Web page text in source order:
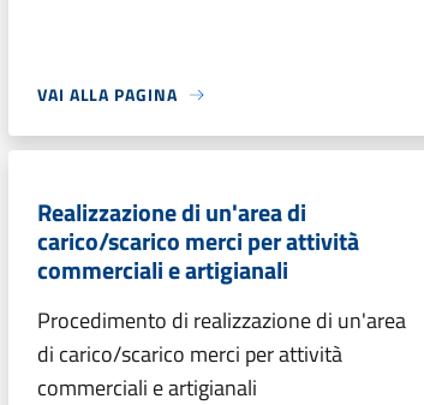
VAI ALLA PAGINA
Realizzazione di un'area di
carico/scarico merci per attività
commerciali e artigianali
Procedimento di realizzazione di un'area
di carico/scarico merci per attività
commerciali e artigianali